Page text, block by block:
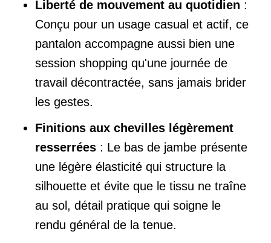
Liberté de mouvement au quotidien :
Conçu pour un usage casual et actif, ce
pantalon accompagne aussi bien une
session shopping qu'une journée de
travail décontractée, sans jamais brider
les gestes.
Finitions aux chevilles légèrement
resserrées : Le bas de jambe présente
une légère élasticité qui structure la
silhouette et évite que le tissu ne traîne
au sol, détail pratique qui soigne le
rendu général de la tenue.